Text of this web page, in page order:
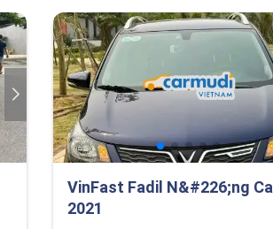
VinFast Fadil N&#226;ng
2021